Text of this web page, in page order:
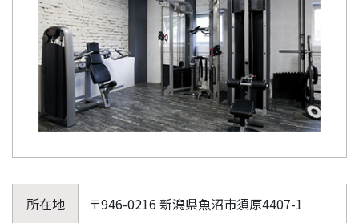
所在地 〒946-0216 新潟県魚沼市須原4407-1